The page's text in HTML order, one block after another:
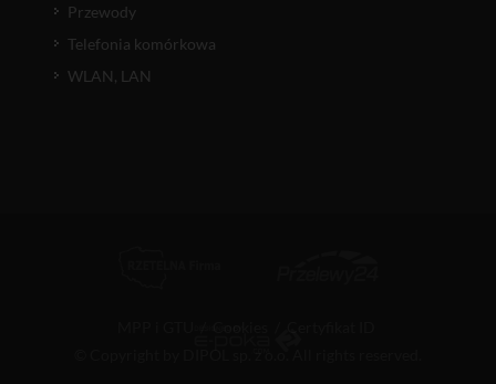
Przewody
Telefonia komórkowa
WLAN, LAN